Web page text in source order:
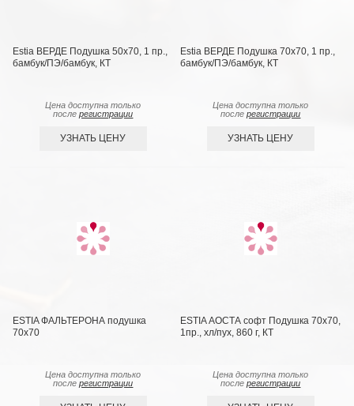
Estia ВЕРДЕ Подушка 50х70, 1 пр.,
бамбук/ПЭ/бамбук, КТ
Цена доступна только
послерегистрации
УЗНАТЬ ЦЕНУ
Estia ВЕРДЕ Подушка 70х70, 1 пр.,
бамбук/ПЭ/бамбук, КТ
Цена доступна только
послерегистрации
УЗНАТЬ ЦЕНУ
ESTIA ФАЛЬТЕРОНА подушка
70х70
Цена доступна только
послерегистрации
ESTIA АОСТА софт Подушка 70х70,
1пр., хл/пух, 860 г, КТ
Цена доступна только
послерегистрации